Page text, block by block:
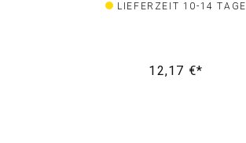
LIEFERZEIT 10-14 TAGE
12,17 €*